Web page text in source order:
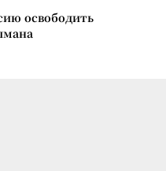
освободить